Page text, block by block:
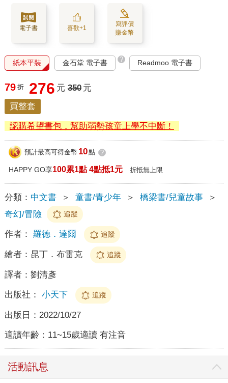
電子書 喜歡+1
寫評價
賺金幣
紙本平裝 金石堂 電子書 ? Readmoo 電子書
79 折 276 元 350 元
買整套
認購希望書包，幫助弱勢孩童上學不中斷！
預計最高可得金幣 10點 ?
HAPPY GO享100累1點 4點抵1元 折抵無上限
分類： 中文書 ＞ 童書/青少年 ＞ 橋梁書/兒童故事
＞
奇幻/冒險
追蹤
作者： 羅德．達爾 追蹤
繪者： 昆丁．布雷克 追蹤
譯者： 劉清彥
出版社： 小天下 追蹤
出版日： 2022/10/27
適讀年齡： 11~15歲適讀 有注音
活動訊息